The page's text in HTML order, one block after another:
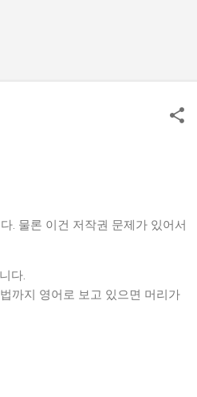
. 물론 이건 저작권 문제가 있어서
다.
까지 영어로 보고 있으면 머리가